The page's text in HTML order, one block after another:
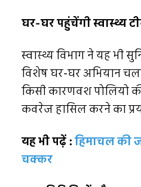
घर-घर पहुंचेंगी स्वास्थ्य
स्वास्थ्य विभाग ने यह भी
विशेष घर-घर अभियान
किसी कारणवश पोलियो
कवरेज हासिल करने का
यह भी पढ़ें :हिमाचल की
चक्कर